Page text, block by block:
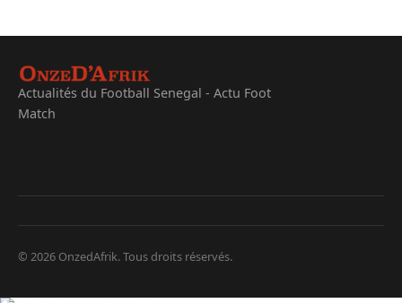
Actualités du Football Senegal - Actu Foot
Match
© 2026 OnzedAfrik. Tous droits réservés.